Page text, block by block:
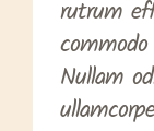
rutrum
Nullam